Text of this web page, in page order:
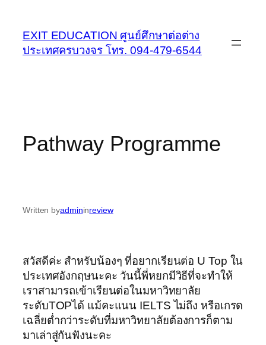
content
EXIT EDUCATION ศูนย์ศึกษาต่อต่าง
ประเทศครบวงจร โทร. 094-479-6544
Pathway Programme
Written byadmininreview
สวัสดีค่ะ สำหรับน้องๆ ที่อยากเรียนต่อ U Top ใน
ประเทศอังกฤษนะคะ วันนี้พี่หยกมีวิธีที่จะทำให้
เราสามารถเข้าเรียนต่อในมหาวิทยาลัย
ระดับTOPได้ แม้คะแนน IELTS ไม่ถึง หรือเกรด
เฉลี่ยต่ำกว่าระดับที่มหาวิทยาลัยต้องการก็ตาม
มาเล่าสู่กันฟังนะคะ